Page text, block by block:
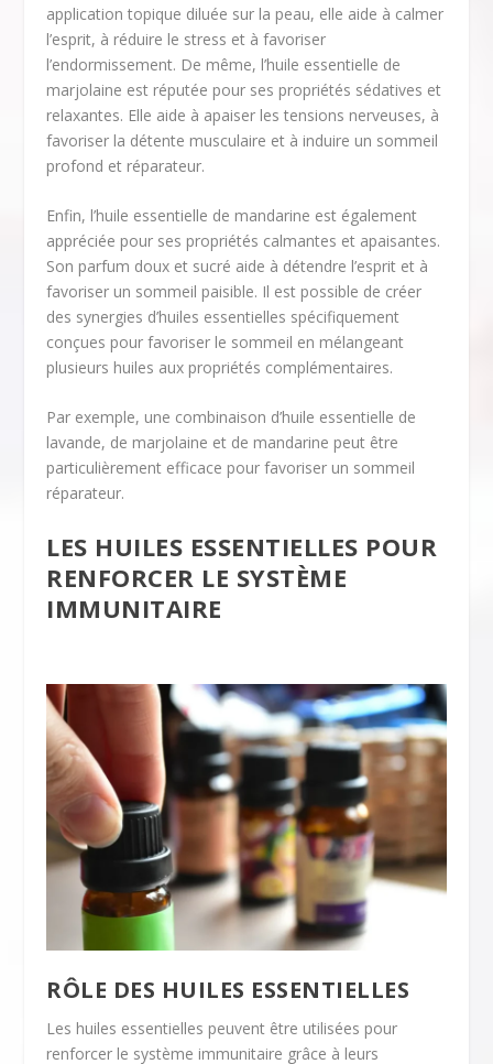
application topique diluée sur la peau, elle aide à calmer
l’esprit, à réduire le stress et à favoriser
l’endormissement. De même, l’huile essentielle de
marjolaine est réputée pour ses propriétés sédatives et
relaxantes. Elle aide à apaiser les tensions nerveuses, à
favoriser la détente musculaire et à induire un sommeil
profond et réparateur.
Enfin, l’huile essentielle de mandarine est également
appréciée pour ses propriétés calmantes et apaisantes.
Son parfum doux et sucré aide à détendre l’esprit et à
favoriser un sommeil paisible. Il est possible de créer
des synergies d’huiles essentielles spécifiquement
conçues pour favoriser le sommeil en mélangeant
plusieurs huiles aux propriétés complémentaires.
Par exemple, une combinaison d’huile essentielle de
lavande, de marjolaine et de mandarine peut être
particulièrement efficace pour favoriser un sommeil
réparateur.
LES HUILES ESSENTIELLES POUR
RENFORCER LE SYSTÈME
IMMUNITAIRE
RÔLE DES HUILES ESSENTIELLES
Les huiles essentielles peuvent être utilisées pour
renforcer le système immunitaire grâce à leurs